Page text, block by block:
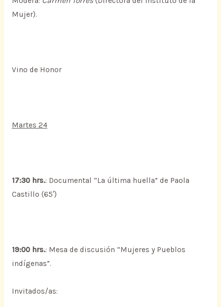
Mujer).
Vino de Honor
Martes 24
17:30 hrs.: Documental “La última huella” de Paola
Castillo (65′)
19:00 hrs.: Mesa de discusión “Mujeres y Pueblos
indígenas”.
Invitados/as: